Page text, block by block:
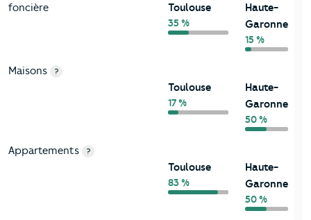
foncière
Toulouse
35 %
Haute-
Garonne
15 %
Maisons ?
Toulouse
17 %
Haute-
Garonne
50 %
Appartements ?
Toulouse
83 %
Haute-
Garonne
50 %